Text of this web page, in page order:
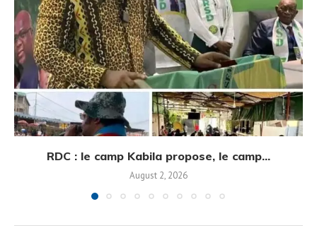
RDC : le camp Kabila propose, le camp...
August 2, 2026